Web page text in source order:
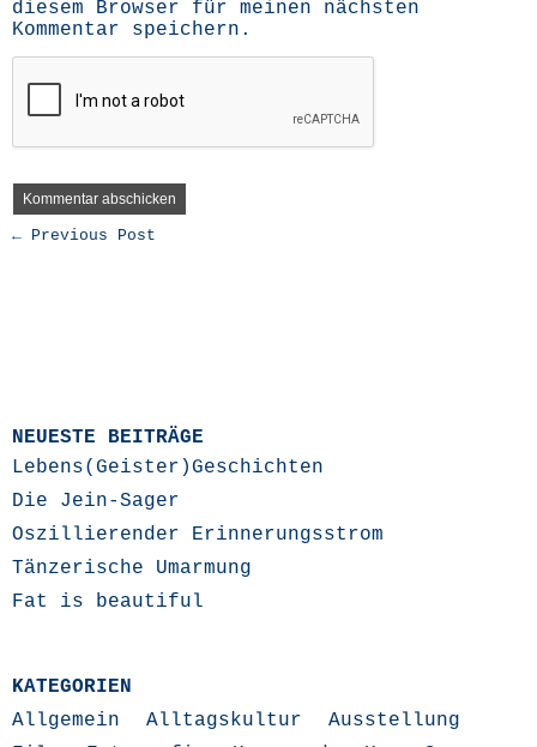
diesem Browser für meinen nächsten
Kommentar speichern.
← Previous Post
NEUESTE BEITRÄGE
Lebens(Geister)Geschichten
Die Jein-Sager
Oszillierender Erinnerungsstrom
Tänzerische Umarmung
Fat is beautiful
KATEGORIEN
Allgemein
Alltagskultur
Ausstellung